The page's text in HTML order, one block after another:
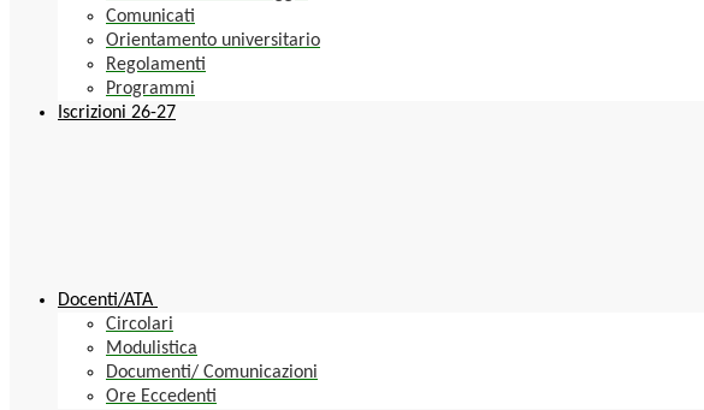
Comunicati
Orientamento universitario
Regolamenti
Programmi
Iscrizioni 26-27
Docenti/ATA
Circolari
Modulistica
Documenti/ Comunicazioni
Ore Eccedenti